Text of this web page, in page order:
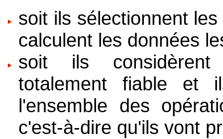
soit ils sélectionnent
calculent les données
soit ils considèrent
totalement fiable et
l'ensemble des
c'est-à-dire qu'ils vont